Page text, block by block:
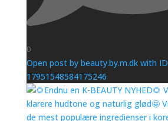
0
Open post by beauty.by.m.dk with ID
17951548584175246